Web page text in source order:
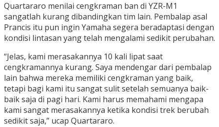
Quartararo menilai cengkraman ban di YZR-M1
sangatlah kurang dibandingkan tim lain. Pembalap asal
Prancis itu pun ingin Yamaha segera beradaptasi dengan
kondisi lintasan yang telah mengalami sedikit perubahan.
“Jelas, kami merasakannya 10 kali lipat saat
cengkramannya kurang. Saya mendengar dari pembalap
lain bahwa mereka memiliki cengkraman yang baik,
tetapi bagi kami itu sangat sulit setelah semuanya baik-
baik saja di pagi hari. Kami harus memahami mengapa
kami sangat merasakannya ketika kondisi trek berubah
sedikit saja,” ucap Quartararo.